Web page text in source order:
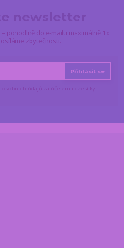
pohodlně do e-mailu maximálně 1x
zbytečnosti.
Přihlásit se